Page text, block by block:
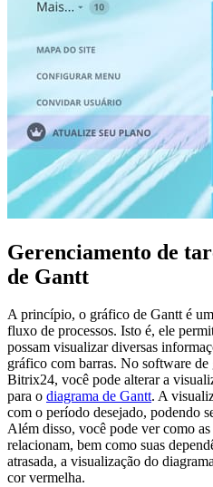
Gerenciamento de
de Gantt
A princípio, o gráfico de Gantt é
fluxo de processos. Isto é, ele
possam visualizar diversas
gráfico com barras. No software de
Bitrix24, você pode alterar a
para o diagrama de Gantt. A
com o período desejado, podendo
Além disso, você pode ver como as
relacionam, bem como suas
atrasada, a visualização do
cor vermelha.